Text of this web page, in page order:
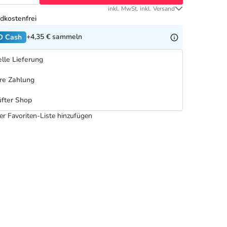
inkl. MwSt. inkl. Versand
Cash +4,35 € sammeln
Lieferung
Zahlung
Shop
Favoriten-Liste hinzufügen